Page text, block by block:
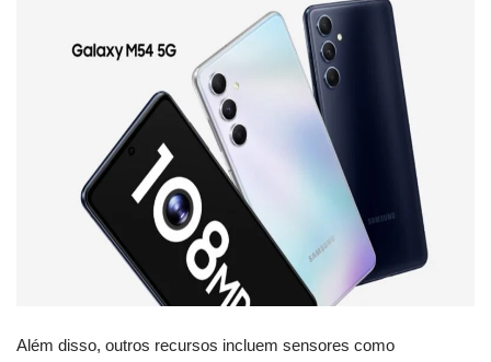
Além disso, outros recursos incluem sensores como